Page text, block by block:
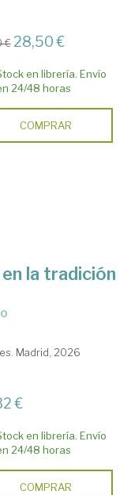
€ 28,50 €
en librería. Envío
24/48 horas
COMPRAR
la tradición
Madrid, 2026
€
en librería. Envío
24/48 horas
COMPRAR